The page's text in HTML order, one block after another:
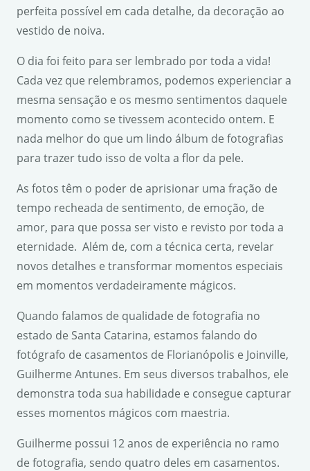
perfeita possível em cada detalhe, da decoração ao
vestido de noiva.
O dia foi feito para ser lembrado por toda a vida!
Cada vez que relembramos, podemos experienciar a
mesma sensação e os mesmo sentimentos daquele
momento como se tivessem acontecido ontem. E
nada melhor do que um lindo álbum de fotografias
para trazer tudo isso de volta a flor da pele.
As fotos têm o poder de aprisionar uma fração de
tempo recheada de sentimento, de emoção, de
amor, para que possa ser visto e revisto por toda a
eternidade. Além de, com a técnica certa, revelar
novos detalhes e transformar momentos especiais
em momentos verdadeiramente mágicos.
Quando falamos de qualidade de fotografia no
estado de Santa Catarina, estamos falando do
fotógrafo de casamentos de Florianópolis e Joinville,
Guilherme Antunes. Em seus diversos trabalhos, ele
demonstra toda sua habilidade e consegue capturar
esses momentos mágicos com maestria.
Guilherme possui 12 anos de experiência no ramo
de fotografia, sendo quatro deles em casamentos.